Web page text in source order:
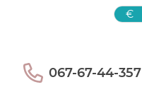
€
067-67-44-357